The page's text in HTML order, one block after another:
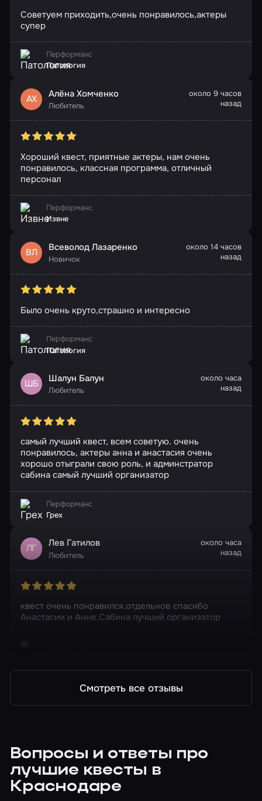
Советуем приходить,очень понравилось,актеры
супер
Перформанс
Патология
АХ Алёна Хомченко
Любитель
около 9 часов
назад
Хороший квест, приятные актеры, нам очень
понравилось, классная программа, отличный
персонал
Перформанс
Извне
ВЛ Всеволод Лазаренко
Новичок
около 14 часов
назад
Было очень круто,страшно и интересно
Перформанс
Патология
ШБ Шалун Балун
Любитель
около часа
назад
самый лучший квест, всем советую. очень
понравилось, актеры анна и анастасия очень
хорошо отыграли свою роль, и админстратор
сабина самый лучший организатор
Перформанс
Грех
ЛГ Лев Гатилов
Любитель
около часа
назад
квест очень понравился,отдельное спасибо
Анастасии и Анне,Сабина лучший организатор
Смотреть все отзывы
Вопросы и ответы про
лучшие квесты в
Краснодаре